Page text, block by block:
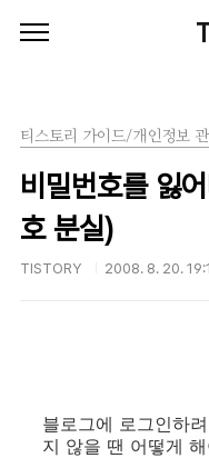
티스토리 가이드/개인정보 관
비밀번호를 잃
호 분실)
TISTORY 2008. 8. 20.
블로그에 로그인하
지 않을 땐 어떻게